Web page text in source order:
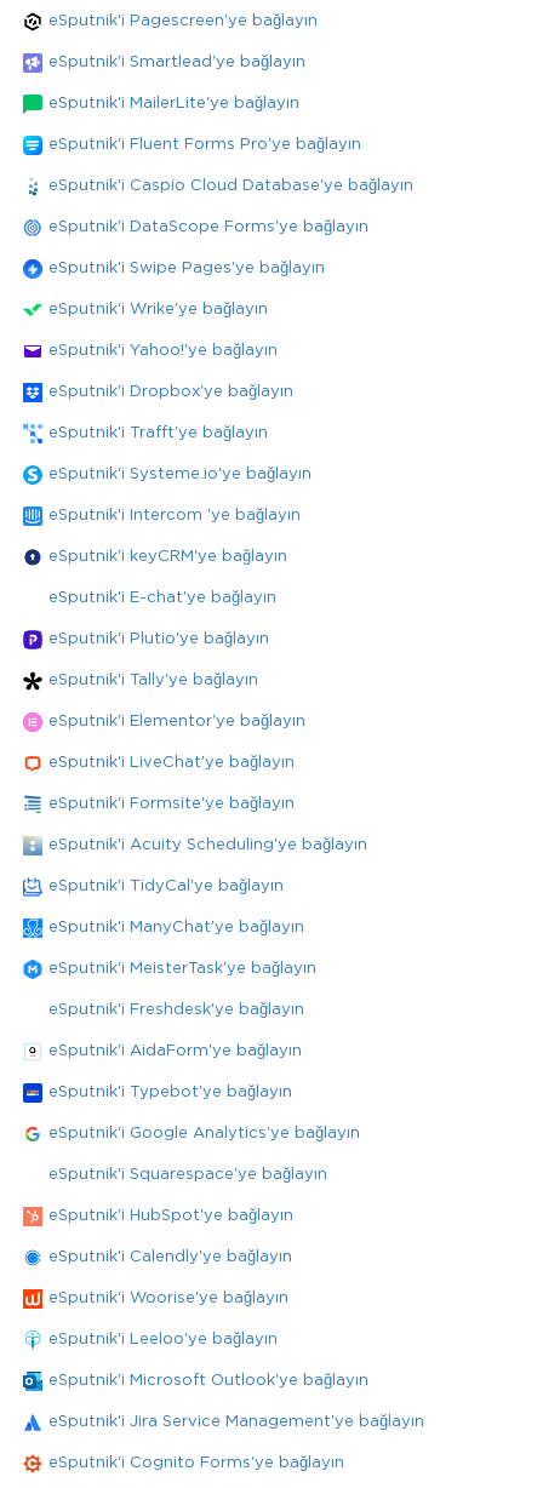
eSputnik'i Pagescreen'ye bağlayın
eSputnik'i Smartlead'ye bağlayın
eSputnik'i MailerLite'ye bağlayın
eSputnik'i Fluent Forms Pro'ye bağlayın
eSputnik'i Caspio Cloud Database'ye bağlayın
eSputnik'i DataScope Forms'ye bağlayın
eSputnik'i Swipe Pages'ye bağlayın
eSputnik'i Wrike'ye bağlayın
eSputnik'i Yahoo!'ye bağlayın
eSputnik'i Dropbox'ye bağlayın
eSputnik'i Trafft'ye bağlayın
eSputnik'i Systeme.io'ye bağlayın
eSputnik'i Intercom 'ye bağlayın
eSputnik'i keyCRM'ye bağlayın
eSputnik'i E-chat'ye bağlayın
eSputnik'i Plutio'ye bağlayın
eSputnik'i Tally'ye bağlayın
eSputnik'i Elementor'ye bağlayın
eSputnik'i LiveChat'ye bağlayın
eSputnik'i Formsite'ye bağlayın
eSputnik'i Acuity Scheduling'ye bağlayın
eSputnik'i TidyCal'ye bağlayın
eSputnik'i ManyChat'ye bağlayın
eSputnik'i MeisterTask'ye bağlayın
eSputnik'i Freshdesk'ye bağlayın
eSputnik'i AidaForm'ye bağlayın
eSputnik'i Typebot'ye bağlayın
eSputnik'i Google Analytics'ye bağlayın
eSputnik'i Squarespace'ye bağlayın
eSputnik'i HubSpot'ye bağlayın
eSputnik'i Calendly'ye bağlayın
eSputnik'i Woorise'ye bağlayın
eSputnik'i Leeloo'ye bağlayın
eSputnik'i Microsoft Outlook'ye bağlayın
eSputnik'i Jira Service Management'ye bağlayın
eSputnik'i Cognito Forms'ye bağlayın